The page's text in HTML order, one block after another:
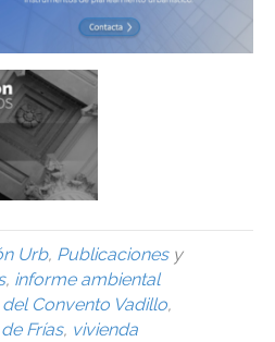
Urb, Publicacionesy
, informe ambiental
Convento Vadillo,
Frías, vivienda